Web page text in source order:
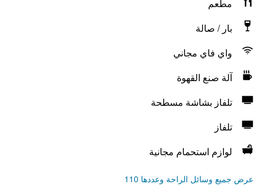
مطعم
بار / صالة
واي فاي مجاني
آلة صنع القهوة
تلفاز بشاشة مسطحة
تلفاز
لوازم استحمام مجانية
عرض جميع وسائل الراحة وعددها 110